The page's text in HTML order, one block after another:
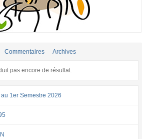
Commentaires Archives
pas encore de résultat.
1er Semestre 2026